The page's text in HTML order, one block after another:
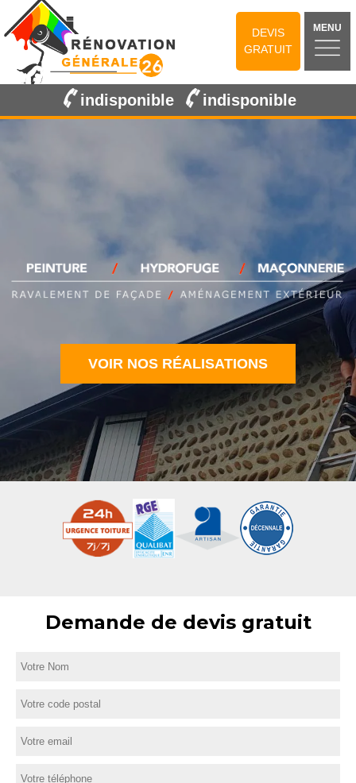
DEVIS
GRATUIT
MENU
indisponible indisponible
VOIR NOS RÉALISATIONS
Demande de devis gratuit